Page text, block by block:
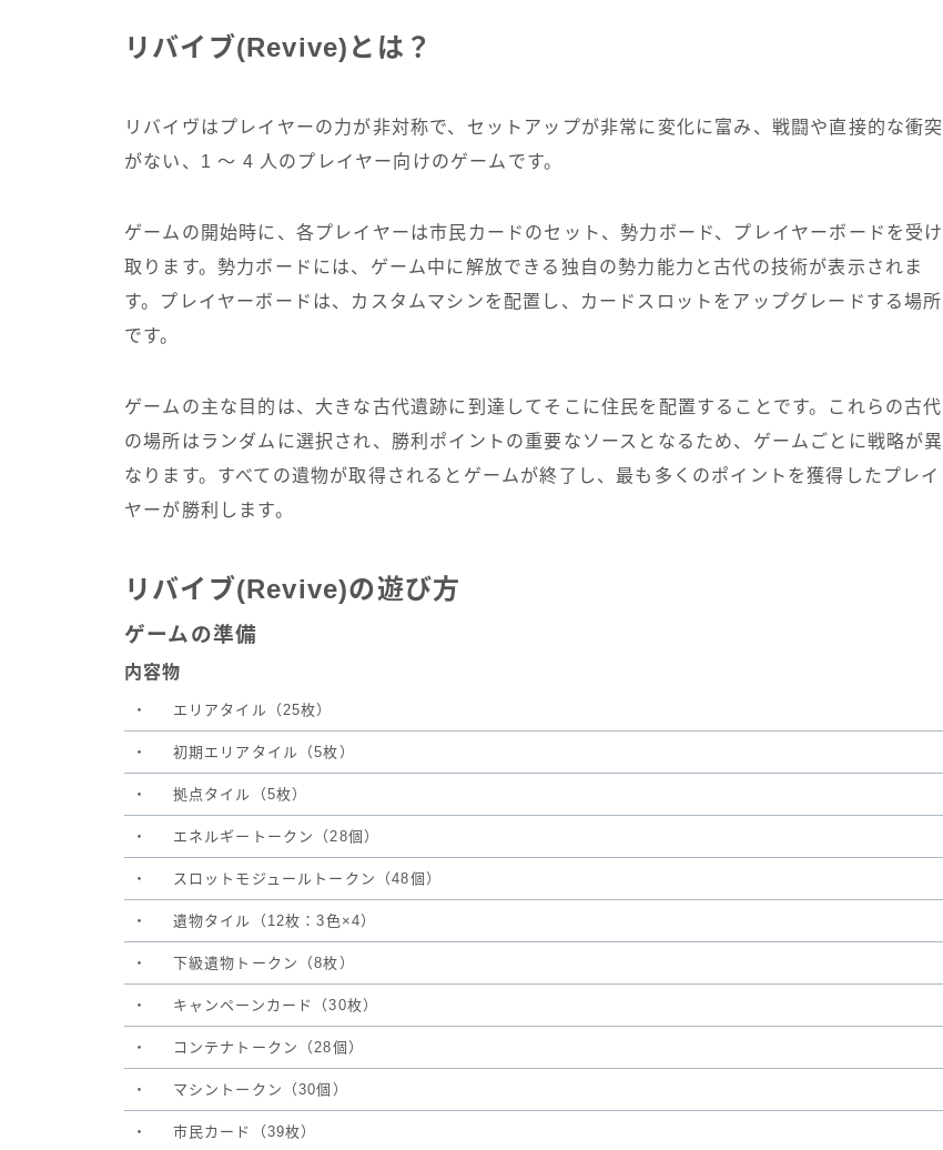
リバイブ(Revive)とは？
リバイヴはプレイヤーの力が非対称で、セットアップが非常に変化に富み、戦闘や直接的な衝突
がない、1 ～ 4 人のプレイヤー向けのゲームです。
ゲームの開始時に、各プレイヤーは市民カードのセット、勢力ボード、プレイヤーボードを受け
取ります。勢力ボードには、ゲーム中に解放できる独自の勢力能力と古代の技術が表示されま
す。プレイヤーボードは、カスタムマシンを配置し、カードスロットをアップグレードする場所
です。
ゲームの主な目的は、大きな古代遺跡に到達してそこに住民を配置することです。これらの古代
の場所はランダムに選択され、勝利ポイントの重要なソースとなるため、ゲームごとに戦略が異
なります。すべての遺物が取得されるとゲームが終了し、最も多くのポイントを獲得したプレイ
ヤーが勝利します。
リバイブ(Revive)の遊び方
ゲームの準備
内容物
・ エリアタイル（25枚）
・ 初期エリアタイル（5枚）
・ 拠点タイル（5枚）
・ エネルギートークン（28個）
・ スロットモジュールトークン（48個）
・ 遺物タイル（12枚：3色×4）
・ 下級遺物トークン（8枚）
・ キャンペーンカード（30枚）
・ コンテナトークン（28個）
・ マシントークン（30個）
・ 市民カード（39枚）